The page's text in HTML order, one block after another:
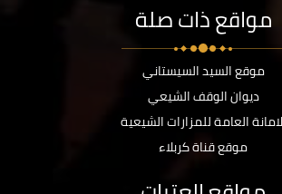
مواقع ذات صلة
موقع السيد السيستاني
ديوان الوقف الشيعي
العامة للمزارات الشيعية
موقع قناة كربلاء